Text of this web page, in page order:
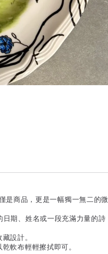
是商品，更是一幅獨一無二的微
期、姓名或一段充滿力量的詩
設計。
軟布輕輕擦拭即可。